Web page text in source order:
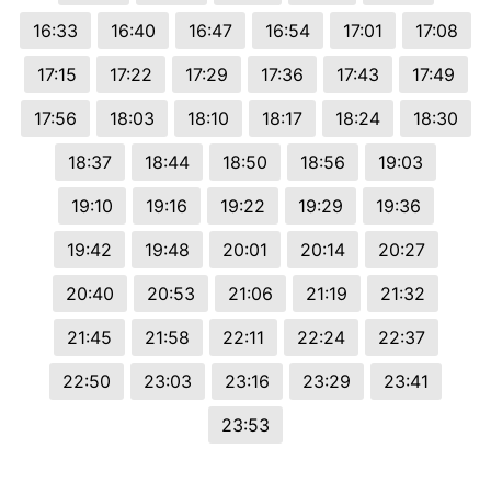
16:33
16:40 16:47 16:54 17:01
17:08
17:15
17:22 17:29 17:36 17:43
17:49
17:56
18:03 18:10 18:17 18:24
18:30
18:37
18:44 18:50 18:56
19:03
19:10
19:16 19:22 19:29
19:36
19:42
19:48 20:01 20:14
20:27
20:40
20:53 21:06 21:19
21:32
21:45
21:58 22:11 22:24
22:37
22:50
23:03 23:16 23:29
23:41
23:53